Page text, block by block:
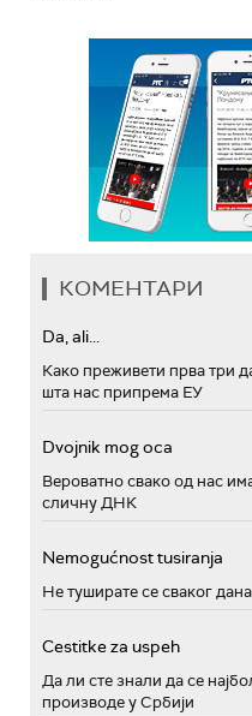
КОМЕНТАРИ
Da, ali...
Како преживети прва три
шта нас припрема ЕУ
Dvojnik mog oca
Вероватно свако од нас
сличну ДНК
Nemogućnost tusiranja
Не туширате се сваког
Cestitke za uspeh
Да ли сте знали да се
производе у Србији